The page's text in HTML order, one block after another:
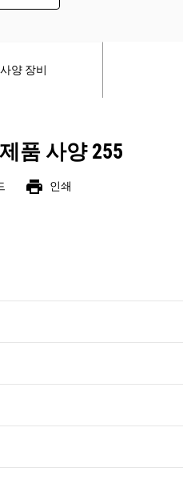
양 장비
품 사양 255
print 인쇄